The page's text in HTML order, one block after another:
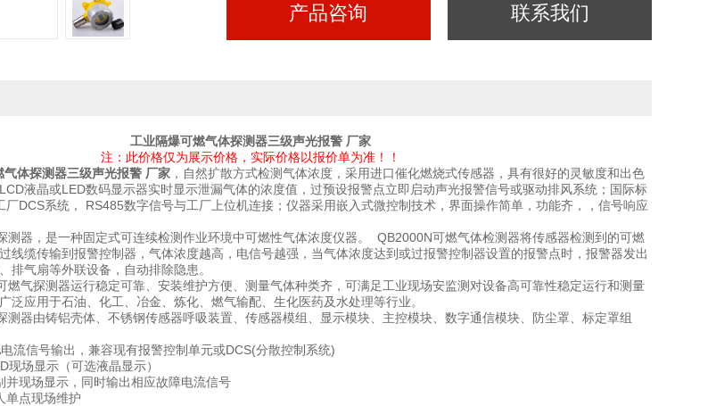
产品咨询 联系我们
工业隔爆可燃气体探测器三级声光报警 厂家
注：此价格仅为展示价格，实际价格以报价单为准！！
气体探测器三级声光报警 厂家 ，自然扩散方式检测气体浓度，采用进口催化燃烧式传感器，具有很好的灵敏度和出色
液晶或LED数码显示器实时显示泄漏气体的浓度值，过预设报警点立即启动声光报警信号或驱动排风系统；国际标
DCS系统， RS485数字信号与工厂上位机连接；仪器采用嵌入式微控制技术，界面操作简单，功能齐，，信号响应
，是一种固定式可连续检测作业环境中可燃性气体浓度仪器。 QB2000N可燃气体检测器将传感器检测到的可燃
线缆传输到报警控制器，气体浓度越高，电信号越强，当气体浓度达到或过报警控制器设置的报警点时，报警器发出
排气扇等外联设备，自动排除隐患。
探测器运行稳定可靠、安装维护方便、测量气体种类齐，可满足工业现场安监测对设备高可靠性稳定运行和测量
泛应用于石油、化工、冶金、炼化、燃气输配、生化医药及水处理等行业。
由铸铝壳体、不锈钢传感器呼吸装置、传感器模组、显示模块、主控模块、数字通信模块、防尘罩、标定罩组
信号输出，兼容现有报警控制单元或DCS(分散控制系统)
显示（可选液晶显示）
场显示，同时输出相应故障电流信号
点现场维护